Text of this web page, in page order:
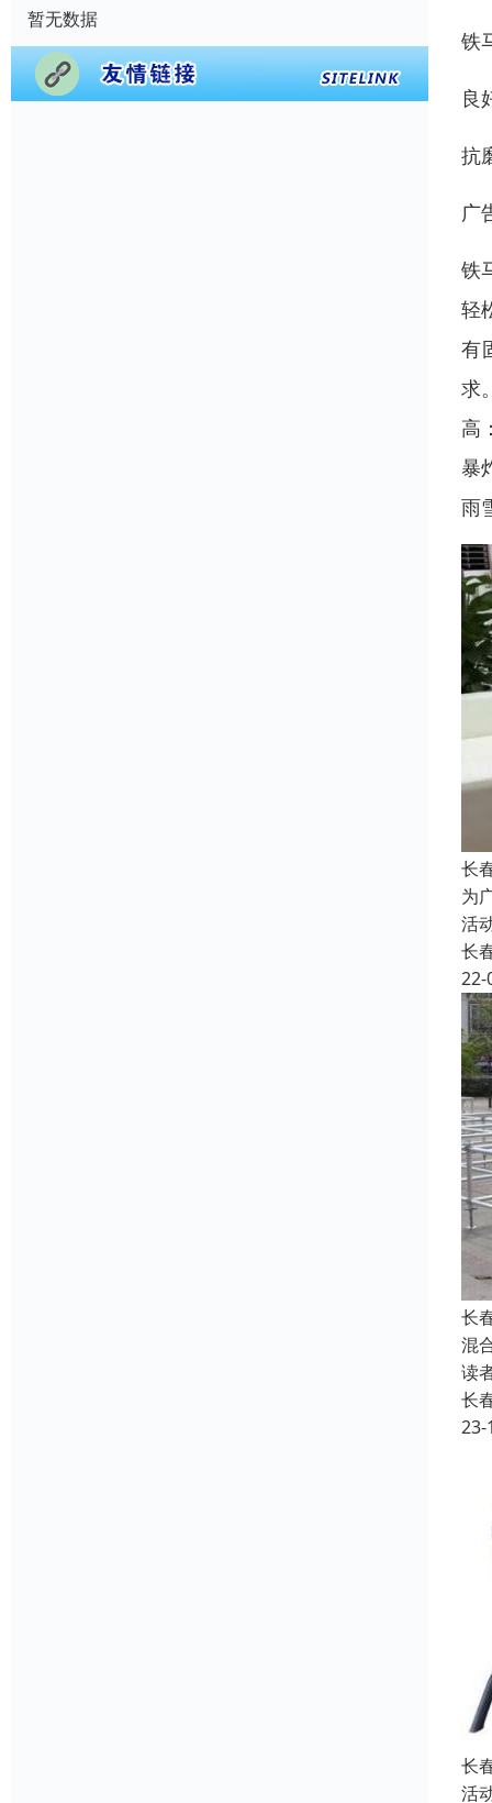
暂无数据
铁
良
抗
广
铁
轻
有
求
高
暴
雨
长
为
活
长
22-
长
混
读
长
23-
长
活